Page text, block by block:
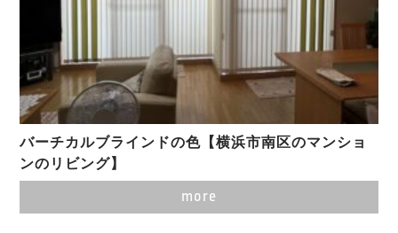
バーチカルブラインドの色【横浜市南区のマンショ
ンのリビング】
more